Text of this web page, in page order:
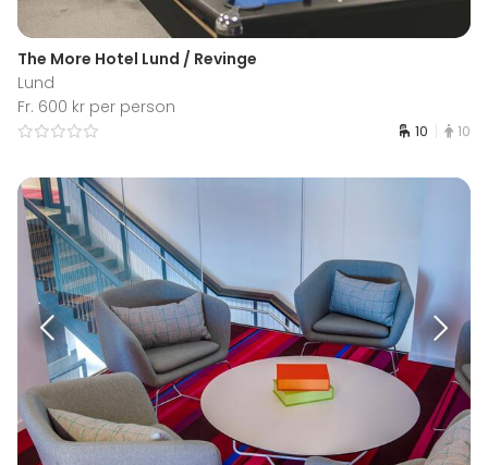
The More Hotel Lund / Revinge
Lund
Fr. 600 kr per person
10 10